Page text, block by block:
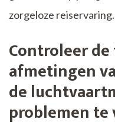
zorgeloze reiservaring.
Controleer
afmetingen
de
problemen te